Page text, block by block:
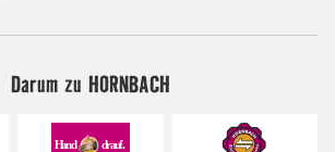
Darum zu HORNBACH